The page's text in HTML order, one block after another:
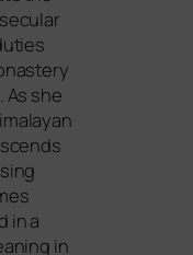
As she
in a
in